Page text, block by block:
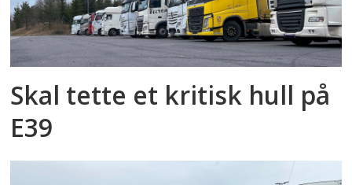
Skal tette et kritisk hull på
E39